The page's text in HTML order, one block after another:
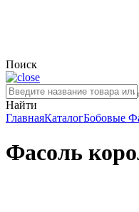
Поиск
Найти
ГлавнаяКаталогБобовые
Фасоль